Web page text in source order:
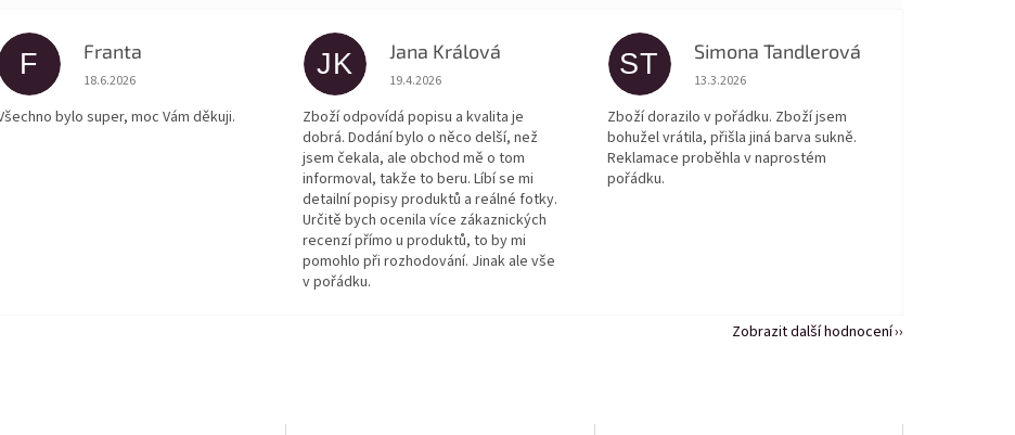
F Franta
Hodnocení obchodu je 5 z 5 hvězdiček.
18.6.2026
bylo super, moc Vám děkuji.
JK Jana Králová
Hodnocení obchodu je 5 z 5 hvězdiček.
19.4.2026
Zboží odpovídá popisu a kvalita je
dobrá. Dodání bylo o něco delší, než
jsem čekala, ale obchod mě o tom
informoval, takže to beru. Líbí se mi
detailní popisy produktů a reálné fotky.
Určitě bych ocenila více zákaznických
recenzí přímo u produktů, to by mi
pomohlo při rozhodování. Jinak ale vše
v pořádku.
ST Simona Tandlerová
Hodnocení obchodu je 5 z 5 hvězdiček.
13.3.2026
Zboží dorazilo v pořádku. Zboží jsem
bohužel vrátila, přišla jiná barva sukně.
Reklamace proběhla v naprostém
pořádku.
Zobrazit další hodnocení